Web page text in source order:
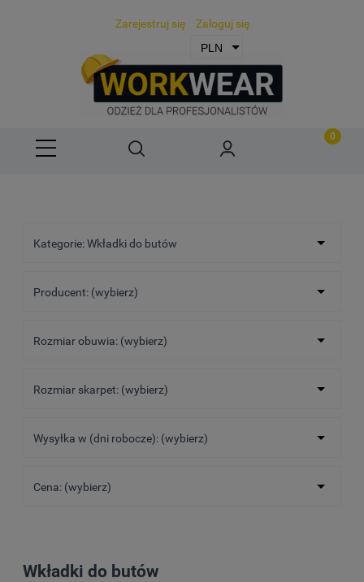
Zarejestruj się Zaloguj się
Kategorie: Wkładki do butów
Producent: (wybierz)
Rozmiar obuwia: (wybierz)
Rozmiar skarpet: (wybierz)
Wysyłka w (dni robocze): (wybierz)
Cena: (wybierz)
Wkładki do butów